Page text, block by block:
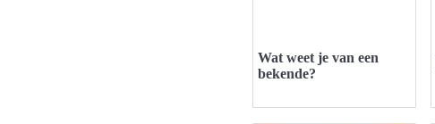
Wat weet je van een
bekende?